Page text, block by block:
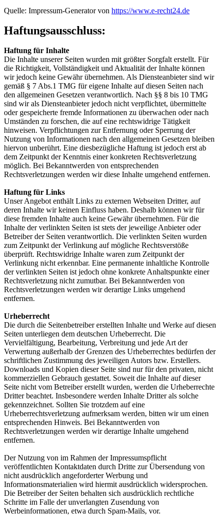
Quelle: Impressum-Generator von https://www.e-recht24.de
Haftungsausschluss:
Haftung für Inhalte
Die Inhalte unserer Seiten wurden mit größter Sorgfalt erstellt. Für
die Richtigkeit, Vollständigkeit und Aktualität der Inhalte können
wir jedoch keine Gewähr übernehmen. Als Diensteanbieter sind wir
gemäß § 7 Abs.1 TMG für eigene Inhalte auf diesen Seiten nach
den allgemeinen Gesetzen verantwortlich. Nach §§ 8 bis 10 TMG
sind wir als Diensteanbieter jedoch nicht verpflichtet, übermittelte
oder gespeicherte fremde Informationen zu überwachen oder nach
Umständen zu forschen, die auf eine rechtswidrige Tätigkeit
hinweisen. Verpflichtungen zur Entfernung oder Sperrung der
Nutzung von Informationen nach den allgemeinen Gesetzen bleiben
hiervon unberührt. Eine diesbezügliche Haftung ist jedoch erst ab
dem Zeitpunkt der Kenntnis einer konkreten Rechtsverletzung
möglich. Bei Bekanntwerden von entsprechenden
Rechtsverletzungen werden wir diese Inhalte umgehend entfernen.
Haftung für Links
Unser Angebot enthält Links zu externen Webseiten Dritter, auf
deren Inhalte wir keinen Einfluss haben. Deshalb können wir für
diese fremden Inhalte auch keine Gewähr übernehmen. Für die
Inhalte der verlinkten Seiten ist stets der jeweilige Anbieter oder
Betreiber der Seiten verantwortlich. Die verlinkten Seiten wurden
zum Zeitpunkt der Verlinkung auf mögliche Rechtsverstöße
überprüft. Rechtswidrige Inhalte waren zum Zeitpunkt der
Verlinkung nicht erkennbar. Eine permanente inhaltliche Kontrolle
der verlinkten Seiten ist jedoch ohne konkrete Anhaltspunkte einer
Rechtsverletzung nicht zumutbar. Bei Bekanntwerden von
Rechtsverletzungen werden wir derartige Links umgehend
entfernen.
Urheberrecht
Die durch die Seitenbetreiber erstellten Inhalte und Werke auf diesen
Seiten unterliegen dem deutschen Urheberrecht. Die
Vervielfältigung, Bearbeitung, Verbreitung und jede Art der
Verwertung außerhalb der Grenzen des Urheberrechtes bedürfen der
schriftlichen Zustimmung des jeweiligen Autors bzw. Erstellers.
Downloads und Kopien dieser Seite sind nur für den privaten, nicht
kommerziellen Gebrauch gestattet. Soweit die Inhalte auf dieser
Seite nicht vom Betreiber erstellt wurden, werden die Urheberrechte
Dritter beachtet. Insbesondere werden Inhalte Dritter als solche
gekennzeichnet. Sollten Sie trotzdem auf eine
Urheberrechtsverletzung aufmerksam werden, bitten wir um einen
entsprechenden Hinweis. Bei Bekanntwerden von
Rechtsverletzungen werden wir derartige Inhalte umgehend
entfernen.
Der Nutzung von im Rahmen der Impressumspflicht
veröffentlichten Kontaktdaten durch Dritte zur Übersendung von
nicht ausdrücklich angeforderter Werbung und
Informationsmaterialien wird hiermit ausdrücklich widersprochen.
Die Betreiber der Seiten behalten sich ausdrücklich rechtliche
Schritte im Falle der unverlangten Zusendung von
Werbeinformationen, etwa durch Spam-Mails, vor.